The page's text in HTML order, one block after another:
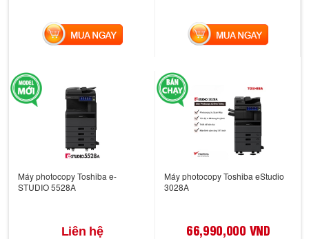
MUA NGAY MUA NGAY
Máy photocopy Toshiba e-
STUDIO 5528A
Liên hệ
Máy photocopy Toshiba eStudio
3028A
66,990,000 VND